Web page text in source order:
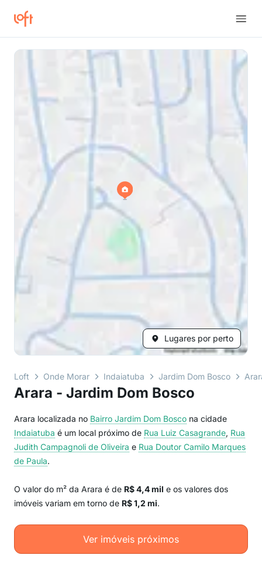
Lugares por perto
Loft Onde Morar Indaiatuba Jardim Dom Bosco
Arara - Jardim Dom Bosco
Arara localizada no Bairro Jardim Dom Bosco na cidade
Indaiatuba é um local próximo de Rua Luiz Casagrande, Rua
Judith Campagnoli de Oliveira e Rua Doutor Camilo Marques
de Paula.
O valor do m² da Arara é de R$ 4,4 mil e os valores dos
imóveis variam em torno de R$ 1,2 mi.
Ver imóveis próximos